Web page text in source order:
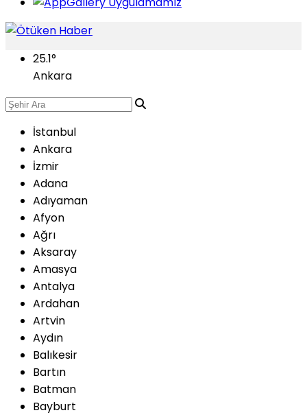
25.1°
Ankara
İstanbul
Ankara
İzmir
Adana
Adıyaman
Afyon
Ağrı
Aksaray
Amasya
Antalya
Ardahan
Artvin
Aydın
Balıkesir
Bartın
Batman
Bayburt